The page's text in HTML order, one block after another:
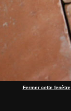
Fermer cette fenêtre